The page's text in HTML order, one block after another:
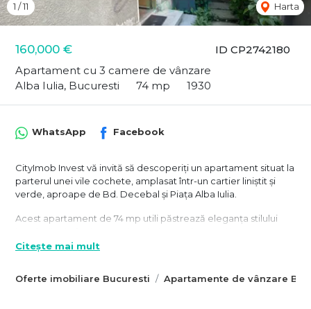
ID CP2742180
160,000 €
Apartament cu 3 camere de vânzare
Alba Iulia, Bucuresti
74 mp 1930
1 /11 Harta
Oferte imobiliare Bucuresti Apartamente de vânzare
WhatsApp Facebook
CityImob Invest vă invită să descoperiți un apartament situat la
parterul unei vile cochete, amplasat într-un cartier liniștit și
verde, aproape de Bd. Decebal și Piața Alba Iulia.
Acest apartament de 74 mp utili păstrează eleganța stilului
compartimentate.
Citește mai mult